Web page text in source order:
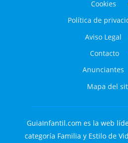
Cookies
Política de
Aviso Legal
Contacto
Anunciantes
Mapa del
GuiaInfantil.com es la web
categoría Familia y Estilo de